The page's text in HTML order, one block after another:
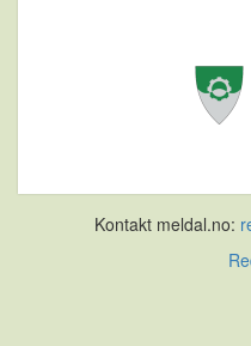
Kontakt meldal.no: